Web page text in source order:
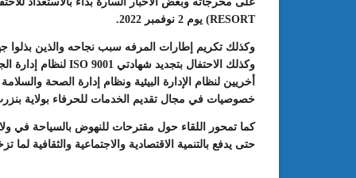
RESORT) يوم 2 نوفمبر 2022.
وكذلك تكريم إطارات المرفه سبب نجاحه والذين بذلوا
أخريين لنظام الإدارة البيئية ونظام إدارة الصحة
خصوصيات في مجال تقديم الخدمات للحرفاء بولاية بنزرت
كما تمحور اللقاء حول مقترحات للنهوض بالسياحة في
حتى يدفع بالتنمية الاقتصادية والاجتماعية والثقافية
الملتقى الدولي الحسين بوزيان
الجامعي بوجودي أو بدونه
إلى التميّز”